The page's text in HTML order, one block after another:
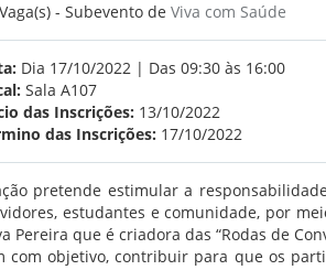
- Subevento de Viva com Saúde
Dia 17/10/2022 | Das 09:30 às 16:00
Sala A107
das Inscrições: 13/10/2022
das Inscrições: 17/10/2022
pretende estimular a
estudantes e comunidade, por
Pereira que é criadora das “Rodas de
com objetivo, contribuir para que os